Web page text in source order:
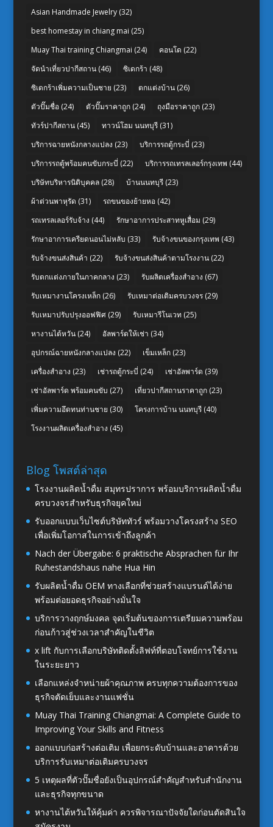
Asian Handmade Jewelry(32)
best homestay in chiang mai (25)
Muay Thai training Chiangmai (24) คอนโด (22)
จัดนำเที่ยวปากีสถาน(46) ซิเดกร้า (48)
ซิเดกร้าเพิ่มความเป็นชาย (23) ตกแต่งบ้าน(26)
ตัวปั๊มชื่อ(24) ตัวปั๊มราคาถูก(24) ถุงมือราคาถูก(23)
ทัวร์ปากีสถาน(45) ทาวน์โฮม นนทบุรี(31)
บริการฉายหนังกลางแปลง (23) บริการรถตู้กระบี่ (23)
บริการรถตู้พร้อมคนขับกระบี่ (22) บริการรถเทรลเลอร์กรุงเทพ (44)
บริษัทบริหารนิติบุคคล(28) บ้านนนทบุรี(23)
ผ้าต่วนพาหุรัด (31) รถขนของย้ายหอ(42)
รถเทรลเลอร์รับจ้าง (44) รักษาอาการประสาทหูเสื่อม (29)
รักษาอาการเครียดนอนไม่หลับ (33) รับจ้างขนของกรุงเทพ (43)
รับจ้างขนส่งสินค้า (22) รับจ้างขนส่งสินค้าตามโรงงาน(22)
รับตกแต่งภายในภาคกลาง (23) รับผลิตเครื่องสำอาง (67)
รับเหมางานโครงเหล็ก(26) รับเหมาต่อเติมครบวงจร(29)
รับเหมาปรับปรุงออฟฟิศ(29) รับเหมารีโนเวท (25)
หางานไต้หวัน(24) อัลพาร์ดให้เช่า (34)
อุปกรณ์ฉายหนังกลางแปลง (22) เข็มเหล็ก(23)
เครื่องสำอาง (23) เช่ารถตู้กระบี่ (24) เช่าอัลพาร์ด (39)
เช่าอัลพาร์ด พร้อมคนขับ (27) เที่ยวปากีสถานราคาถูก(23)
เพิ่มความอึดทนท่านชาย (30) โครงการบ้าน นนทบุรี(40)
โรงงานผลิตเครื่องสำอาง (45)
Blog โพสต์ล่าสุด
โรงงานผลิตน้ำดื่ม สมุทรปราการ พร้อมบริการผลิตน้ำดื่ม
ครบวงจรสำหรับธุรกิจยุคใหม่
รับออกแบบเว็บไซต์บริษัททัวร์ พร้อมวางโครงสร้าง SEO
เพื่อเพิ่มโอกาสในการเข้าถึงลูกค้า
Nach der Übergabe: 6 praktische Absprachen für Ihr
Ruhestandshaus nahe Hua Hin
รับผลิตน้ำดื่ม OEM ทางเลือกที่ช่วยสร้างแบรนด์ได้ง่าย
พร้อมต่อยอดธุรกิจอย่างมั่นใจ
บริการวางฤกษ์มงคล จุดเริ่มต้นของการเตรียมความพร้อม
ก่อนก้าวสู่ช่วงเวลาสำคัญในชีวิต
x lift กับการเลือกบริษัทติดตั้งลิฟท์ที่ตอบโจทย์การใช้งาน
ในระยะยาว
เลือกแหล่งจำหน่ายผ้าคุณภาพ ครบทุกความต้องการของ
ธุรกิจตัดเย็บและงานแฟชั่น
Muay Thai Training Chiangmai: A Complete Guide to
Improving Your Skills and Fitness
ออกแบบก่อสร้างต่อเติม เพื่อยกระดับบ้านและอาคารด้วย
บริการรับเหมาต่อเติมครบวงจร
5 เหตุผลที่ตัวปั๊มชื่อยังเป็นอุปกรณ์สำคัญสำหรับสำนักงาน
และธุรกิจทุกขนาด
หางานไต้หวันให้คุ้มค่า ควรพิจารณาปัจจัยใดก่อนตัดสินใจ